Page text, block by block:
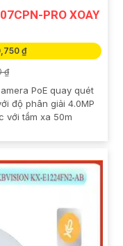
PRO XOAY
₫
₫
PoE quay quét
độ phân giải 4.0MP
với tầm xa 50m